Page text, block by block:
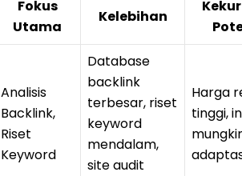
Fokus
Utama
Kelebihan
Analisis
Backlink,
Riset
Keyword
Database
backlink
terbesar, riset
keyword
mendalam,
site audit
Harga
tinggi,